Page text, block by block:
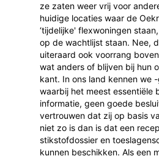
ze zaten weer vrij voor
huidige locaties waar de
‘tijdelijke' flexwoningen
op de wachtlijst staan. Nee,
uiteraard ook voorrang
wat anders of blijven bij hun
kant. In ons land kennen we
waarbij het meest essentiële
informatie, geen goede
vertrouwen dat zij op basis
niet zo is dan is dat een
stikstofdossier en
kunnen beschikken. Als een